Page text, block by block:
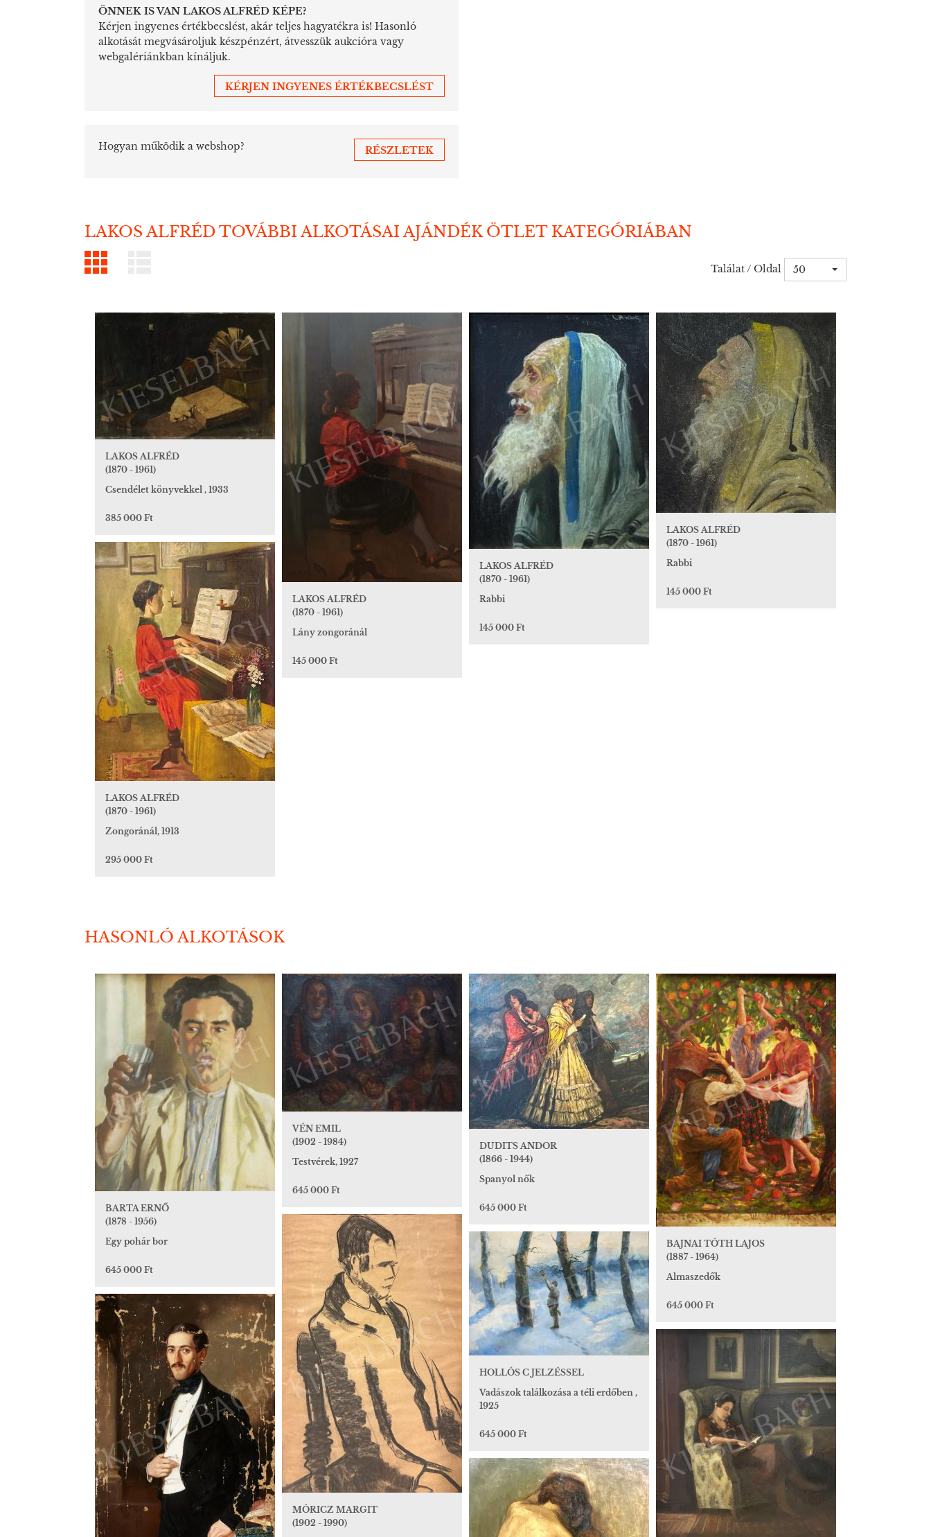
ÖNNEK IS VAN LAKOS ALFRÉD KÉPE?
Kérjen ingyenes értékbecslést, akár teljes hagyatékra is! Hasonló
alkotását megvásároljuk készpénzért, átvesszük aukcióra vagy
webgalériánkban kínáljuk.
KÉRJEN INGYENES ÉRTÉKBECSLÉST
Hogyan működik a webshop? RÉSZLETEK
LAKOS ALFRÉD TOVÁBBI ALKOTÁSAI AJÁNDÉK ÖTLET KATEGÓRIÁBAN
Találat / Oldal 50
LAKOS ALFRÉD
(1870 - 1961)
Csendélet könyvekkel , 1933
385 000 Ft
LAKOS ALFRÉD
(1870 - 1961)
Lány zongoránál
145 000 Ft
LAKOS ALFRÉD
(1870 - 1961)
Rabbi
145 000 Ft
LAKOS ALFRÉD
(1870 - 1961)
Rabbi
145 000 Ft
LAKOS ALFRÉD
(1870 - 1961)
Zongoránál, 1913
295 000 Ft
HASONLÓ ALKOTÁSOK
BARTA ERNŐ
(1878 - 1956)
Egy pohár bor
645 000 Ft
VÉN EMIL
(1902 - 1984)
Testvérek, 1927
645 000 Ft
DUDITS ANDOR
(1866 - 1944)
Spanyol nők
645 000 Ft
BAJNAI TÓTH LAJOS
(1887 - 1964)
Almaszedők
645 000 Ft
MÓRICZ MARGIT
(1902 - 1990)
HOLLÓS C JELZÉSSEL
Vadászok találkozása a téli erdőben ,
1925
645 000 Ft